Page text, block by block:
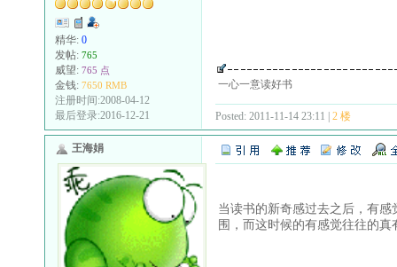
精华: 0
发帖: 765
威望: 765 点
金钱: 7650 RMB
注册时间:2008-04-12
最后登录:2016-12-21
一心一意读好书
Posted: 2011-11-14 23:11 | 2 楼
王海娟
当读书的新奇感过去之后，有
围，而这时候的有感觉往往的真